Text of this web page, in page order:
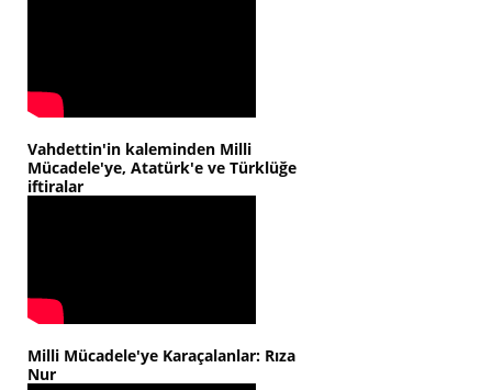
Vahdettin'in kaleminden Milli
Mücadele'ye, Atatürk'e ve Türklüğe
iftiralar
Milli Mücadele'ye Karaçalanlar: Rıza
Nur